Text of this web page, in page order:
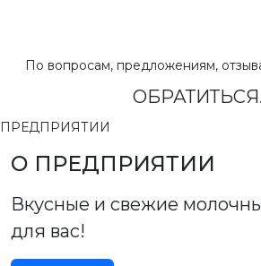
По вопросам, предложениям,
ПРЕДПРИЯТИИ
О ПРЕДПРИЯТИИ
Вкусные и свежие
для вас!